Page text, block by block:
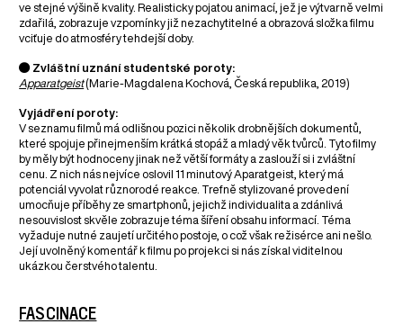
ve stejné výšině kvality. Realisticky pojatou animací, jež je výtvarně velmi
zdařilá, zobrazuje vzpomínky již nezachytitelné a obrazová složka filmu
vciťuje do atmosféry tehdejší doby.
● Zvláštní uznání studentské poroty:
Apparatgeist(Marie-Magdalena Kochová, Česká republika, 2019)
Vyjádření poroty:
V seznamu filmů má odlišnou pozici několik drobnějších dokumentů,
které spojuje přinejmenším krátká stopáž a mladý věk tvůrců. Tyto filmy
by měly být hodnoceny jinak než větší formáty a zaslouží si i zvláštní
cenu. Z nich nás nejvíce oslovil 11 minutový Aparatgeist, který má
potenciál vyvolat různorodé reakce. Trefně stylizované provedení
umocňuje příběhy ze smartphonů, jejichž individualita a zdánlivá
nesouvislost skvěle zobrazuje téma šíření obsahu informací. Téma
vyžaduje nutné zaujetí určitého postoje, o což však režisérce ani nešlo.
Její uvolněný komentář k filmu po projekci si nás získal viditelnou
ukázkou čerstvého talentu.
FASCINACE